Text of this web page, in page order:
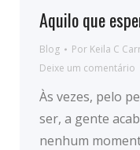
Aquilo que
Blog Por Keila C
Deixe um comentário
Às vezes, pelo
ser, a gente
nenhum